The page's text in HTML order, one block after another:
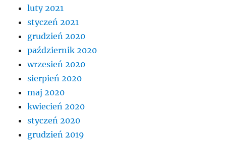
luty 2021
styczeń 2021
grudzień 2020
październik 2020
wrzesień 2020
sierpień 2020
maj 2020
kwiecień 2020
styczeń 2020
grudzień 2019